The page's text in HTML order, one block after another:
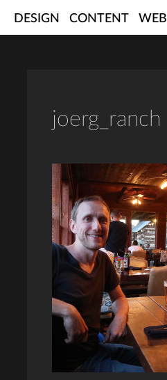
DESIGN CONTENT WEB
joerg_ranch